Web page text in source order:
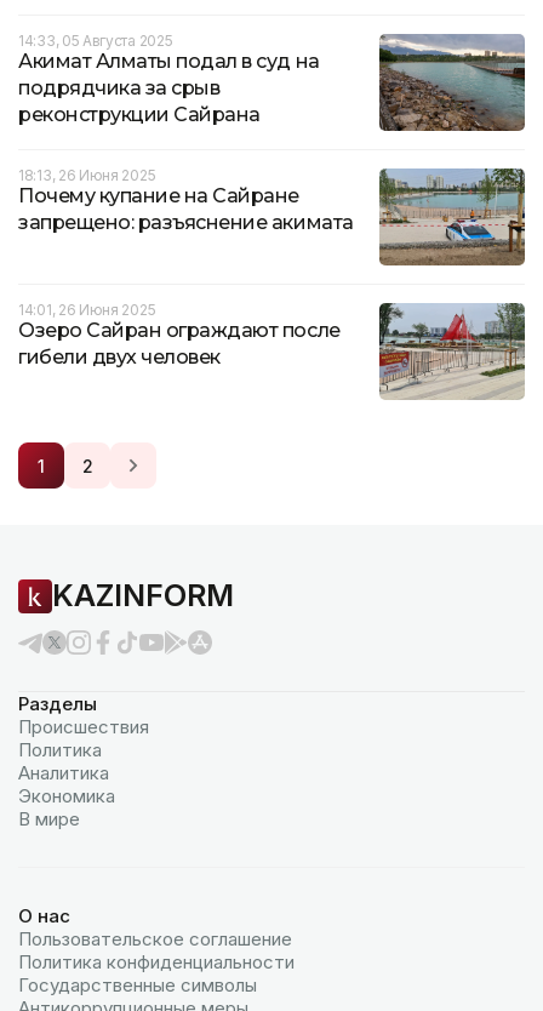
14:33, 05 Августа 2025
Акимат Алматы подал в суд на
подрядчика за срыв
реконструкции Сайрана
18:13, 26 Июня 2025
Почему купание на Сайране
запрещено: разъяснение акимата
14:01, 26 Июня 2025
Озеро Сайран ограждают после
гибели двух человек
1 2
KAZINFORM
Разделы
Происшествия
Политика
Аналитика
Экономика
В мире
О нас
Пользовательское соглашение
Политика конфиденциальности
Государственные символы